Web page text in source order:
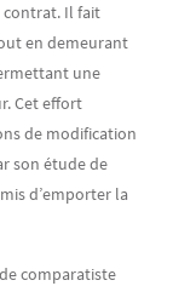
contrat. Il fait
en demeurant
une
Cet effort
de modification
son étude de
d’emporter la
comparatiste